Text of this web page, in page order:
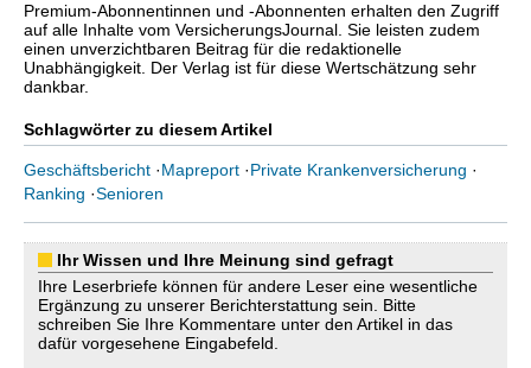
Premium-Abonnentinnen und -Abonnenten erhalten den Zugriff
auf alle Inhalte vom VersicherungsJournal. Sie leisten zudem
einen unverzichtbaren Beitrag für die redaktionelle
Unabhängigkeit. Der Verlag ist für diese Wertschätzung sehr
dankbar.
Schlagwörter zu diesem Artikel
Geschäftsbericht ·Mapreport ·Private Krankenversicherung ·
Ranking ·Senioren
Ihr Wissen und Ihre Meinung sind gefragt
Ihre Leserbriefe können für andere Leser eine wesentliche
Ergänzung zu unserer Berichterstattung sein. Bitte
schreiben Sie Ihre Kommentare unter den Artikel in das
dafür vorgesehene Eingabefeld.